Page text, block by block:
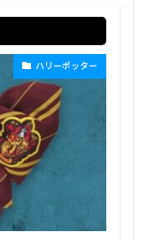
ハリーポッター